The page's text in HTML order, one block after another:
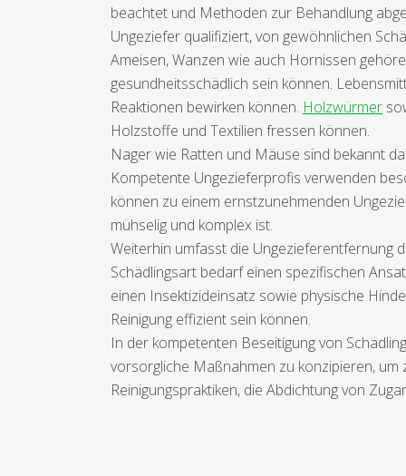
beachtet und Methoden zur Behandlung
Ungeziefer qualifiziert, von gewöhnlichen
Ameisen, Wanzen wie auch Hornissen
gesundheitsschädlich sein können.
Reaktionen bewirken können. Holzwürmer
Holzstoffe und Textilien fressen können.
Nager wie Ratten und Mäuse sind bekannt
Kompetente Ungezieferprofis verwenden
können zu einem ernstzunehmenden
mühselig und komplex ist.
Weiterhin umfasst die Ungezieferentfernung
Schädlingsart bedarf einen spezifischen
einen Insektizideinsatz sowie physische
Reinigung effizient sein können.
In der kompetenten Beseitigung von
vorsorgliche Maßnahmen zu konzipieren,
Reinigungspraktiken, die Abdichtung von